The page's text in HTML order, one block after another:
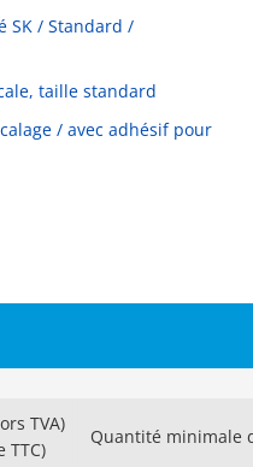
SK / Standard /
taille standard
/ avec adhésif pour
TVA)
TTC)
Quantité minimale